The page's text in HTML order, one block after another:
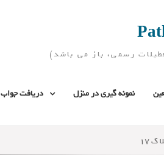
نمونه گیری در منزل دریافت جواب
17